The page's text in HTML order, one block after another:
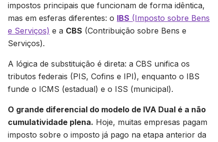
impostos principais que funcionam de forma idêntica,
mas em esferas diferentes: o IBS (Imposto sobre Bens
e Serviços) e a CBS (Contribuição sobre Bens e
Serviços).
A lógica de substituição é direta: a CBS unifica os
tributos federais (PIS, Cofins e IPI), enquanto o IBS
funde o ICMS (estadual) e o ISS (municipal).
O grande diferencial do modelo de IVA Dual é a não
cumulatividade plena. Hoje, muitas empresas pagam
imposto sobre o imposto já pago na etapa anterior da